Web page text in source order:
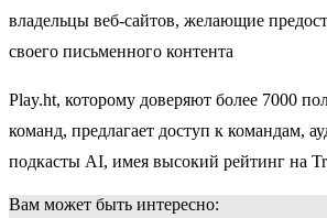
владельцы веб-сайтов, желающие
своего письменного контента
Play.ht, которому доверяют более 7000
команд, предлагает доступ к командам,
подкасты AI, имея высокий рейтинг на
Вам может быть интересно: